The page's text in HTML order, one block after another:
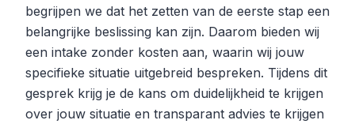
begrijpen we dat het zetten van de eerste stap een
belangrijke beslissing kan zijn. Daarom bieden wij
een intake zonder kosten aan, waarin wij jouw
specifieke situatie uitgebreid bespreken. Tijdens dit
gesprek krijg je de kans om duidelijkheid te krijgen
over jouw situatie en transparant advies te krijgen